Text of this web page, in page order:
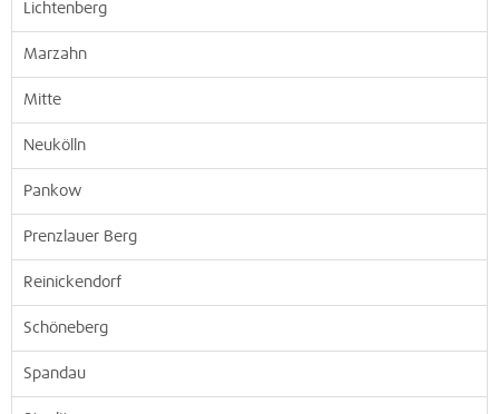
Lichtenberg
Marzahn
Mitte
Neukölln
Pankow
Prenzlauer Berg
Reinickendorf
Schöneberg
Spandau